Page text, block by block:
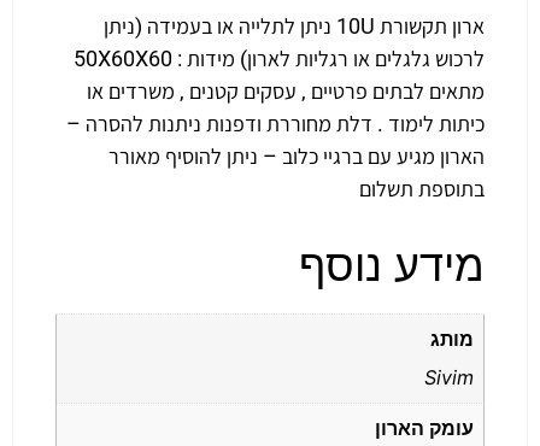
ארון תקשורת 10U ניתן לתלייה או בעמידה (ניתן
לרכוש גלגלים או רגליות לארון) מידות : 50X60X60
מתאים לבתים פרטיים , עסקים קטנים , משרדים או
כיתות לימוד . דלת מחוררת ודפנות ניתנות להסרה –
הארון מגיע עם ברגיי כלוב – ניתן להוסיף מאורר
בתוספת תשלום
מידע נוסף
מותג
Sivim
עומק הארון